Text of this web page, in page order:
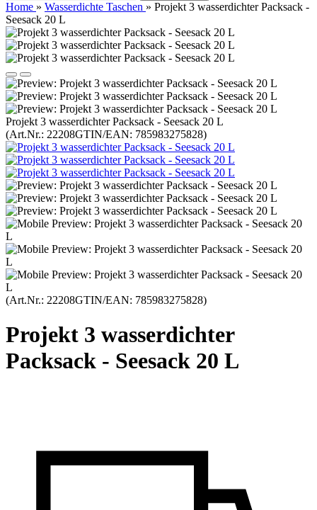
Home » Wasserdichte Taschen » Projekt 3 wasserdichter Packsack -
Seesack 20 L
Projekt 3 wasserdichter Packsack - Seesack 20 L
(Art.Nr.: 22208GTIN/EAN: 785983275828)
(Art.Nr.: 22208GTIN/EAN: 785983275828)
Projekt 3 wasserdichter
Packsack - Seesack 20 L